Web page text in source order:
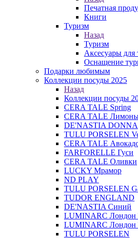
Печатная
Книги
Туризм
Назад
Туризм
Аксесуары для
Оснащение
Подарки любимым
Коллекции посуды 2025
Назад
Коллекции посуды
CERA TALE Spring
CERA TALE
DE'NASTIA DONNA
TULU PORSELEN
CERA TALE
FARFORELLE Гуси
CERA TALE Оливки
LUCKY Мрамор
ND PLAY
TULU PORSELEN
TUDOR ENGLAND
DE'NASTIA Синий
LUMINARC Лондон
LUMINARC Лондон
TULU PORSELEN